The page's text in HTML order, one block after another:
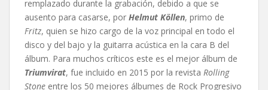
remplazado durante la grabación, debido a que se
ausento para casarse, por Helmut Köllen, primo de
Fritz, quien se hizo cargo de la voz principal en todo el
disco y del bajo y la guitarra acústica en la cara B del
álbum. Para muchos críticos este es el mejor álbum de
Triumvirat, fue incluido en 2015 por la revista Rolling
Stone entre los 50 mejores álbumes de Rock Progresivo